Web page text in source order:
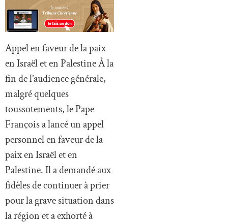
Appel en faveur de la paix
en Israël et en Palestine À la
fin de l’audience générale,
malgré quelques
toussotements, le Pape
François a lancé un appel
personnel en faveur de la
paix en Israël et en
Palestine. Il a demandé aux
fidèles de continuer à prier
pour la grave situation dans
la région et a exhorté à